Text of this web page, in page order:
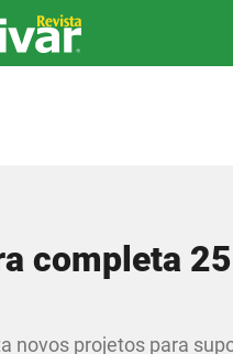
completa
novos projetos para